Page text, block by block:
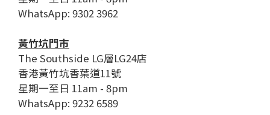
WhatsApp: 9302 3962
黃竹坑門市
The Southside LG層LG24店
香港黃竹坑香葉道11號
星期一至日 11am - 8pm
WhatsApp: 9232 6589